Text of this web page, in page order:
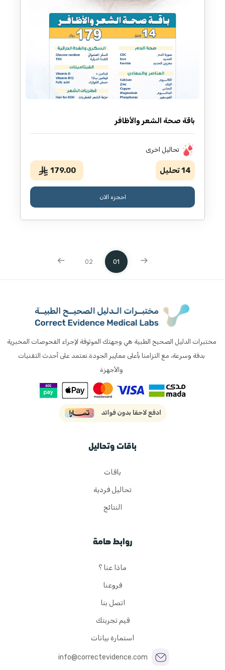
باقة صحة الشعر والأظافر
تحاليل اخرى
14تحليل 179.00
احجزه الان
01
02
مختبرات الدليل الصحيح الطبية هي وجهتك الموثوقة لإجراء الفحوصات المخبرية
بدقة وسرعة، مع التزامنا بأعلى معايير الجودة.نعتمد على أحدث التقنيات
والأجهزة
باقات وتحاليل
باقات
تحاليل فردية
النتائج
روابط هامة
ماذا عنا ؟
فروعنا
اتصل بنا
قيم تجربتك
استمارة بيانات
info@correctevidence.com